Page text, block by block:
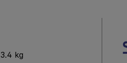
3.4 kg